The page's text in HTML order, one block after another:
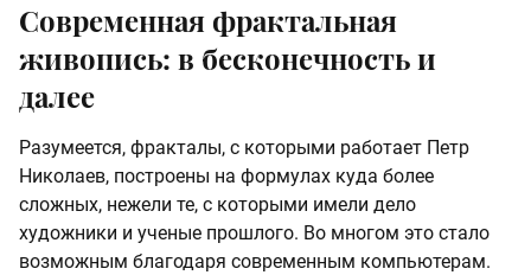
Современная фрактальная
живопись: в бесконечность и
далее
Разумеется, фракталы, с которыми работает Петр
Николаев, построены на формулах куда более
сложных, нежели те, с которыми имели дело
художники и ученые прошлого. Во многом это стало
возможным благодаря современным компьютерам.